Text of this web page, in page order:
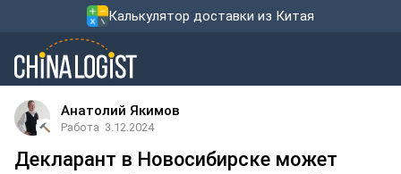
Калькулятор доставки из Китая
Анатолий Якимов
Работа 3.12.2024
Декларант в Новосибирске может